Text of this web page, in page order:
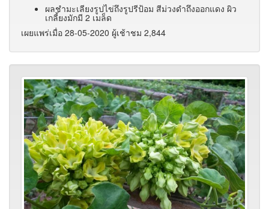
ผลชำมะเลียงรูปไข่ถึงรูปรีป้อม สีม่วงดำถึงออกแดง ผิว
เกลี้ยงมักมี 2 เมล็ด
เผยแพร่เมื่อ 28-05-2020 ผู้เช้าชม 2,844